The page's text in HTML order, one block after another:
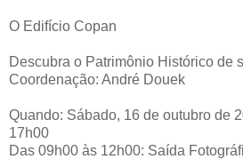
O Edifício Copan
Descubra o Patrimônio Histórico de
Coordenação: André Douek
Quando: Sábado, 16 de outubro de
17h00
Das 09h00 às 12h00: Saída